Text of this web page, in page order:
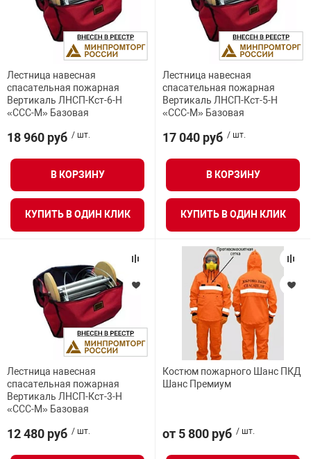
Лестница навесная
спасательная пожарная
Вертикаль ЛНСП-Кст-6-Н
«ССС-М» Базовая
18 960 руб / шт.
В КОРЗИНУ
КУПИТЬ В ОДИН КЛИК
Лестница навесная
спасательная пожарная
Вертикаль ЛНСП-Кст-5-Н
«ССС-М» Базовая
17 040 руб / шт.
В КОРЗИНУ
КУПИТЬ В ОДИН КЛИК
Лестница навесная
спасательная пожарная
Вертикаль ЛНСП-Кст-3-Н
«ССС-М» Базовая
12 480 руб / шт.
Костюм пожарного Шанс ПКД
Шанс Премиум
от 5 800 руб / шт.